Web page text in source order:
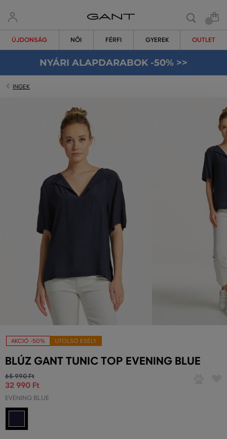
ÚJDONSÁG NŐI FÉRFI GYEREK OUTLET
NYÁRI ALAPDARABOK -50% >>
INGEK
AKCIÓ -50% UTOLSÓ ESÉLY
BLÚZ GANT TUNIC TOP EVENING BLUE
65 990 Ft
32 990 Ft
EVENING BLUE